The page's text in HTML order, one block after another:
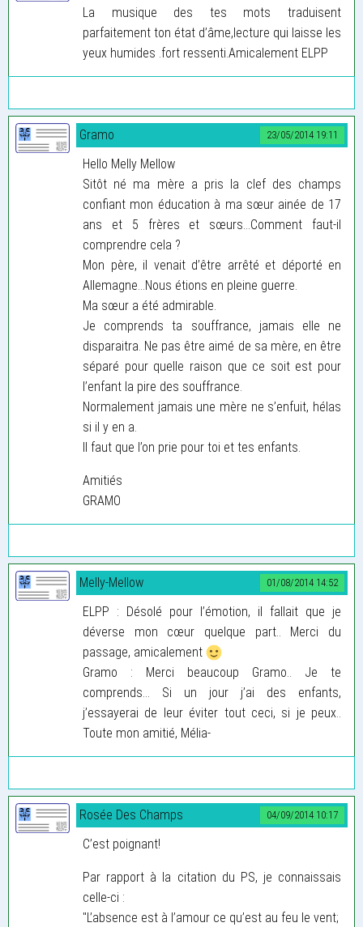
La musique des tes mots traduisent
parfaitement ton état d’âme,lecture qui laisse les
yeux humides .fort ressenti.Amicalement ELPP
23/05/2014 19:11
Gramo
Hello Melly Mellow
Sitôt né ma mère a pris la clef des champs
confiant mon éducation à ma sœur ainée de 17
ans et 5 frères et sœurs...Comment faut-il
comprendre cela ?
Mon père, il venait d’être arrêté et déporté en
Allemagne...Nous étions en pleine guerre.
Ma sœur a été admirable.
Je comprends ta souffrance, jamais elle ne
disparaitra. Ne pas être aimé de sa mère, en être
séparé pour quelle raison que ce soit est pour
l’enfant la pire des souffrance.
Normalement jamais une mère ne s’enfuit, hélas
si il y en a.
Il faut que l’on prie pour toi et tes enfants.
Amitiés
GRAMO
01/08/2014 14:52
Melly-Mellow
ELPP : Désolé pour l’émotion, il fallait que je
déverse mon cœur quelque part.. Merci du
passage, amicalement
Gramo : Merci beaucoup Gramo.. Je te
comprends... Si un jour j’ai des enfants,
j’essayerai de leur éviter tout ceci, si je peux..
Toute mon amitié, Mélia-
04/09/2014 10:17
Rosée Des Champs
C’est poignant!
Par rapport à la citation du PS, je connaissais
celle-ci :
"L’absence est à l’amour ce qu’est au feu le vent;